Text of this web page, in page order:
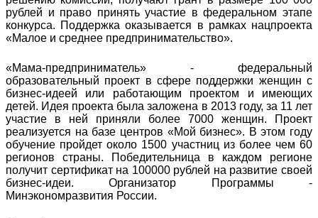
рублей и право принять участие в федеральном этапе
конкурса. Поддержка оказывается в рамках нацпроекта
«Малое и среднее предпринимательство».
«Мама-предприниматель» - федеральный
образовательный проект в сфере поддержки женщин с
бизнес-идеей или работающим проектом и имеющих
детей. Идея проекта была заложена в 2013 году, за 11 лет
участие в ней приняли более 7000 женщин. Проект
реализуется на базе центров «Мой бизнес». В этом году
обучение пройдет около 1500 участниц из более чем 60
регионов страны. Победительница в каждом регионе
получит сертификат на 100000 рублей на развитие своей
бизнес-идеи. Организатор Программы -
Минэкономразвития России.